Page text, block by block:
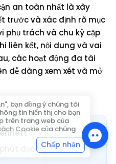
an toàn nhất là xây
trước và xác định rõ mục
phụ trách và chu kỳ cập
liên kết, nội dung và vai
các hoạt động đa tài
dễ dàng xem xét và mở
bạn đồng ý chúng tôi
tin hiển thị cho bạn
trên trang web của
Cookie của chúng
Chấp nhận